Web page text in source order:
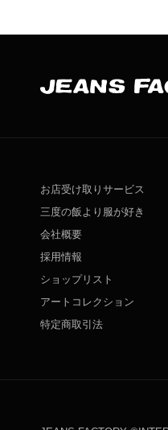
お店受け取りサービス
三度の飯より服が好き
会社概要
採用情報
ショップリスト
アートコレクション
特定商取引法